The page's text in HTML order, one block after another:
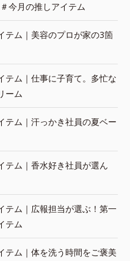
今月の推しアイテム
テム｜美容のプロが家の3箇
テム｜仕事に子育て。多忙な
ーム
テム｜汗っかき社員の夏ベー
テム｜香水好き社員が選ん
テム｜広報担当が選ぶ！第一
テム
テム｜体を洗う時間をご褒美